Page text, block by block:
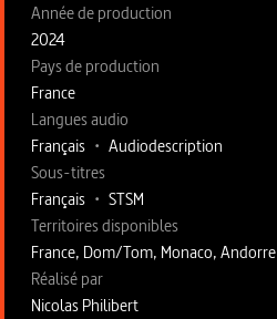
Année de production
2024
Pays de production
France
Langues audio
Français • Audiodescription
Sous-titres
Français • STSM
Territoires disponibles
France, Dom/Tom, Monaco, Andorre
Fiche technique section droite
Réalisé par
Nicolas Philibert